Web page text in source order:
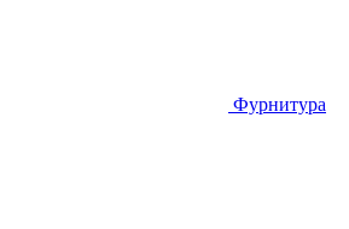
Фурнитура